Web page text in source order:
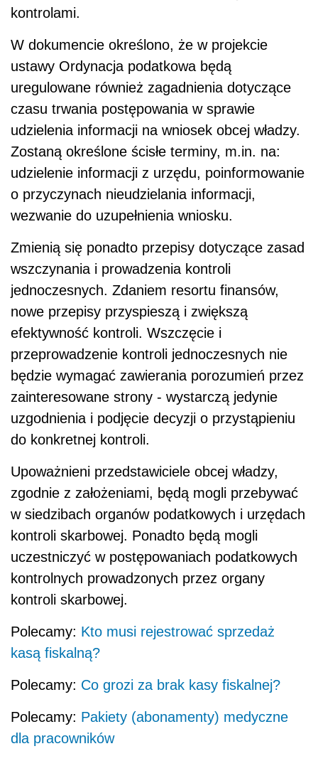
kontrolami.
W dokumencie określono, że w projekcie
ustawy Ordynacja podatkowa będą
uregulowane również zagadnienia dotyczące
czasu trwania postępowania w sprawie
udzielenia informacji na wniosek obcej władzy.
Zostaną określone ścisłe terminy, m.in. na:
udzielenie informacji z urzędu, poinformowanie
o przyczynach nieudzielania informacji,
wezwanie do uzupełnienia wniosku.
Zmienią się ponadto przepisy dotyczące zasad
wszczynania i prowadzenia kontroli
jednoczesnych. Zdaniem resortu finansów,
nowe przepisy przyspieszą i zwiększą
efektywność kontroli. Wszczęcie i
przeprowadzenie kontroli jednoczesnych nie
będzie wymagać zawierania porozumień przez
zainteresowane strony - wystarczą jedynie
uzgodnienia i podjęcie decyzji o przystąpieniu
do konkretnej kontroli.
Upoważnieni przedstawiciele obcej władzy,
zgodnie z założeniami, będą mogli przebywać
w siedzibach organów podatkowych i urzędach
kontroli skarbowej. Ponadto będą mogli
uczestniczyć w postępowaniach podatkowych
kontrolnych prowadzonych przez organy
kontroli skarbowej.
Polecamy: Kto musi rejestrować sprzedaż
kasą fiskalną?
Polecamy: Co grozi za brak kasy fiskalnej?
Polecamy: Pakiety (abonamenty) medyczne
dla pracowników